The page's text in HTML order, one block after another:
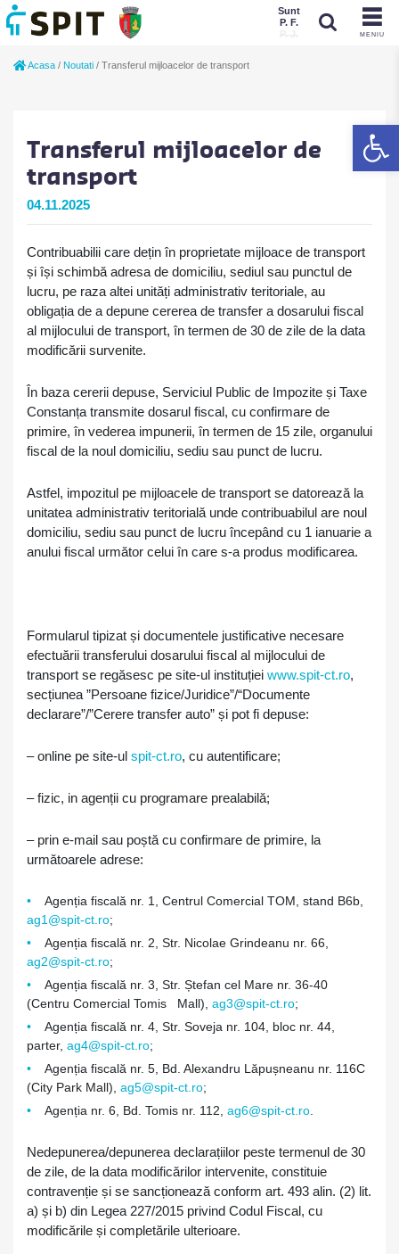
MENIU
Sunt
P. F.
Acasa / Noutati / Transferul mijloacelor de transport
Transferul mijloacelor de
transport
04.11.2025
Contribuabilii care dețin în proprietate mijloace de transport
și își schimbă adresa de domiciliu, sediul sau punctul de
lucru, pe raza altei unități administrativ teritoriale, au
obligația de a depune cererea de transfer a dosarului fiscal
al mijlocului de transport, în termen de 30 de zile de la data
modificării survenite.
În baza cererii depuse, Serviciul Public de Impozite și Taxe
Constanța transmite dosarul fiscal, cu confirmare de
primire, în vederea impunerii, în termen de 15 zile, organului
fiscal de la noul domiciliu, sediu sau punct de lucru.
Astfel, impozitul pe mijloacele de transport se datorează la
unitatea administrativ teritorială unde contribuabilul are noul
domiciliu, sediu sau punct de lucru începând cu 1 ianuarie a
anului fiscal următor celui în care s-a produs modificarea.
Formularul tipizat și documentele justificative necesare
efectuării transferului dosarului fiscal al mijlocului de
transport se regăsesc pe site-ul instituției www.spit-ct.ro,
secțiunea ”Persoane fizice/Juridice”/“Documente
declarare”/”Cerere transfer auto” și pot fi depuse:
– online pe site-ul spit-ct.ro, cu autentificare;
– fizic, in agenții cu programare prealabilă;
– prin e-mail sau poștă cu confirmare de primire, la
următoarele adrese:
Agenția fiscală nr. 1, Centrul Comercial TOM, stand B6b,
ag1@spit-ct.ro;
Agenția fiscală nr. 2, Str. Nicolae Grindeanu nr. 66,
ag2@spit-ct.ro;
Agenția fiscală nr. 3, Str. Ștefan cel Mare nr. 36-40
(Centru Comercial Tomis Mall), ag3@spit-ct.ro;
Agenția fiscală nr. 4, Str. Soveja nr. 104, bloc nr. 44,
parter, ag4@spit-ct.ro;
Agenția fiscală nr. 5, Bd. Alexandru Lăpușneanu nr. 116C
(City Park Mall), ag5@spit-ct.ro;
Agenția nr. 6, Bd. Tomis nr. 112, ag6@spit-ct.ro
Nedepunerea/depunerea declarațiilor peste termenul de 30
de zile, de la data modificărilor intervenite, constituie
contravenție și se sancționează conform art. 493 alin. (2) lit.
a) și b) din Legea 227/2015 privind Codul Fiscal, cu
modificările și completările ulterioare.